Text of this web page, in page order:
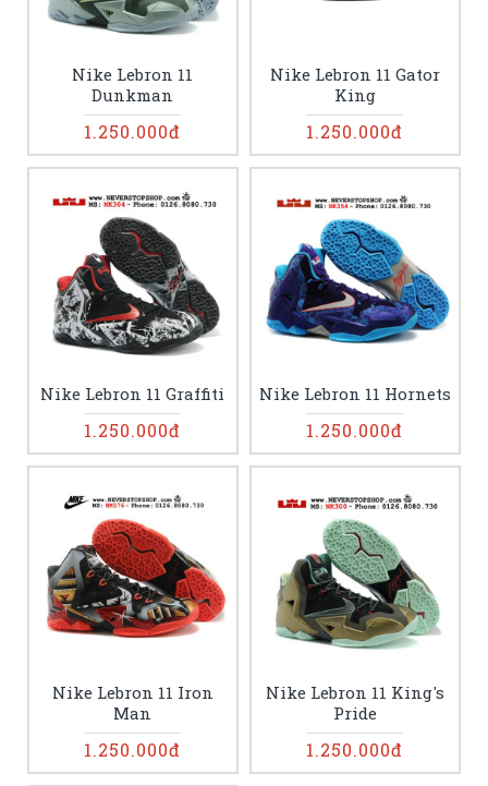
Nike Lebron 11
Dunkman
1.250.000đ
Nike Lebron 11 Gator
King
1.250.000đ
Nike Lebron 11 Graffiti
1.250.000đ
Nike Lebron 11 Hornets
1.250.000đ
Nike Lebron 11 Iron
Man
1.250.000đ
Nike Lebron 11 King's
Pride
1.250.000đ